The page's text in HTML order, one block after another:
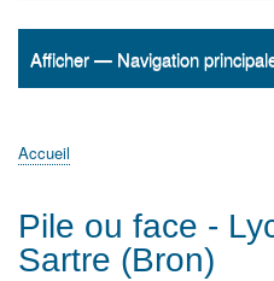
Navigation
Afficher — Navigation
Accueil
ActualitésMATh.en.JEANS ?
Régions et Ateliers
Créer, gérer un atelier
Sujets/Publications
Congrès
d'Ariane
Accueil
Pile ou face -
Sartre (Bron)